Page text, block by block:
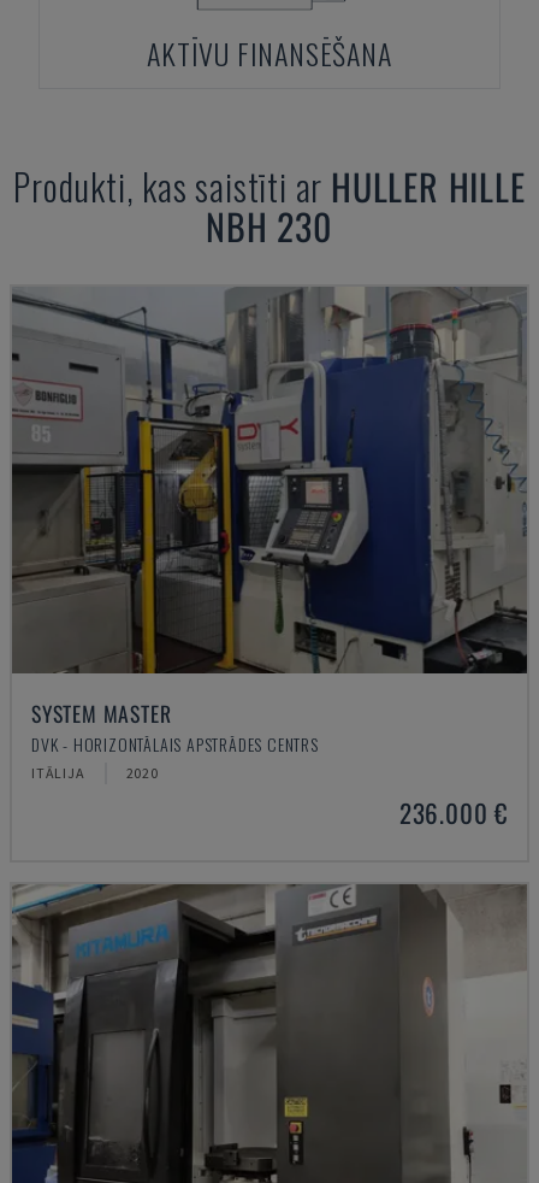
AKTĪVU FINANSĒŠANA
Produkti, kas saistīti ar HULLER HILLE
NBH 230
SYSTEM MASTER
DVK - HORIZONTĀLAIS APSTRĀDES CENTRS
ITĀLIJA 2020
236.000 €